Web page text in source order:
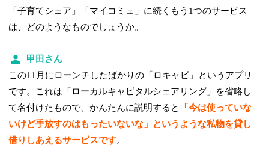
「子育てシェア」「マイコミュ」に続くもう1つのサービス
は、どのようなものでしょうか。
甲田さん
この11月にローンチしたばかりの「ロキャピ」というアプリ
です。これは「ローカルキャピタルシェアリング」を省略し
て名付けたもので、かんたんに説明すると
「今は使っていな
いけど手放すのはもったいないな」というような私物を貸し
借りしあえるサービスです。